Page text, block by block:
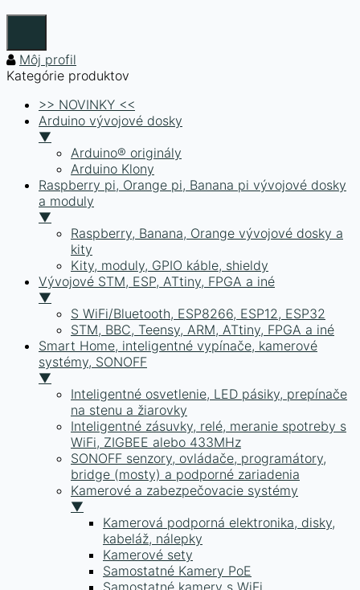
Môj profil
Kategórie produktov
>> NOVINKY <<
Arduino vývojové dosky
▼
Arduino® originály
Arduino Klony
Raspberry pi, Orange pi, Banana pi vývojové dosky
a moduly
▼
Raspberry, Banana, Orange vývojové dosky a
kity
Kity, moduly, GPIO káble, shieldy
Vývojové STM, ESP, ATtiny, FPGA a iné
▼
S WiFi/Bluetooth, ESP8266, ESP12, ESP32
STM, BBC, Teensy, ARM, ATtiny, FPGA a iné
Smart Home, inteligentné vypínače, kamerové
systémy, SONOFF
▼
Inteligentné osvetlenie, LED pásiky, prepínače
na stenu a žiarovky
Inteligentné zásuvky, relé, meranie spotreby s
WiFi, ZIGBEE alebo 433MHz
SONOFF senzory, ovládače, programátory,
bridge (mosty) a podporné zariadenia
Kamerové a zabezpečovacie systémy
▼
Kamerová podporná elektronika, disky,
kabeláž, nálepky
Kamerové sety
Samostatné Kamery PoE
Samostatné kamery s WiFi